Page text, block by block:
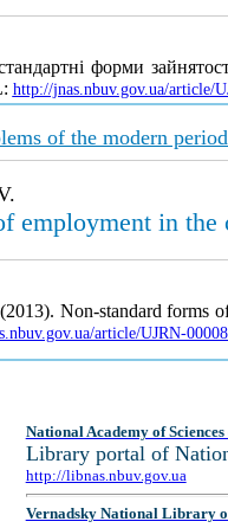
форми
http://jnas.nbuv.gov.ua/article/
of the modern
employment in
Non-standard forms
article/UJRN-
National Academy of
Library portal of
http://libnas.nbuv.gov.ua
Vernadsky National Library